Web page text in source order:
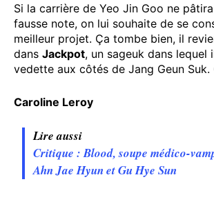
Si la carrière de Yeo Jin Goo ne
fausse note, on lui souhaite de se
meilleur projet. Ça tombe bien, il
dans Jackpot, un sageuk dans lequel
vedette aux côtés de Jang Geun Suk.
Caroline Leroy
Lire aussi
Critique : Blood, soupe médico-
Ahn Jae Hyun et Gu Hye Sun